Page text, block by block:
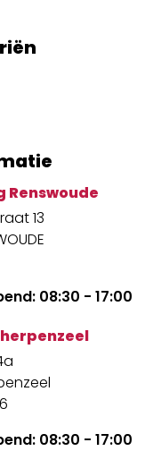
Renswoude
13
08:30 - 17:00
08:30 - 17:00